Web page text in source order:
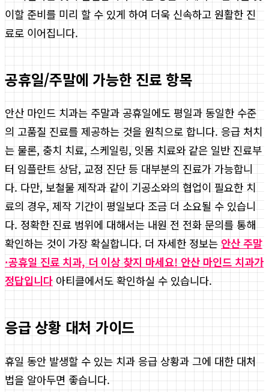
이할 준비를 미리 할 수 있게 하여 더욱 신속하고 원활한 진
료로 이어집니다.
공휴일/주말에 가능한 진료 항목
안산 마인드 치과는 주말과 공휴일에도 평일과 동일한 수준
의 고품질 진료를 제공하는 것을 원칙으로 합니다. 응급 처치
는 물론, 충치 치료, 스케일링, 잇몸 치료와 같은 일반 진료부
터 임플란트 상담, 교정 진단 등 대부분의 진료가 가능합니
다. 다만, 보철물 제작과 같이 기공소와의 협업이 필요한 치
료의 경우, 제작 기간이 평일보다 조금 더 소요될 수 있습니
다. 정확한 진료 범위에 대해서는 내원 전 전화 문의를 통해
확인하는 것이 가장 확실합니다. 더 자세한 정보는 안산 주말
·공휴일 진료 치과, 더 이상 찾지 마세요! 안산 마인드 치과가
정답입니다 아티클에서도 확인하실 수 있습니다.
응급 상황 대처 가이드
휴일 동안 발생할 수 있는 치과 응급 상황과 그에 대한 대처
법을 알아두면 좋습니다.